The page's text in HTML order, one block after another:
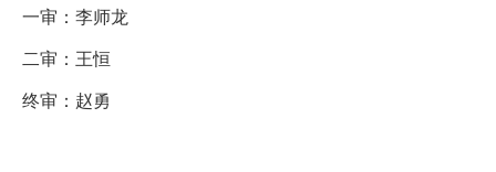
一审：李师龙
二审：王恒
终审：赵勇